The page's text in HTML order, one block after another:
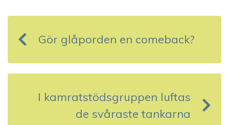
n
ä
Gör glåporden en comeback?
I kamratstödsgruppen luftas
de svåraste tankarna